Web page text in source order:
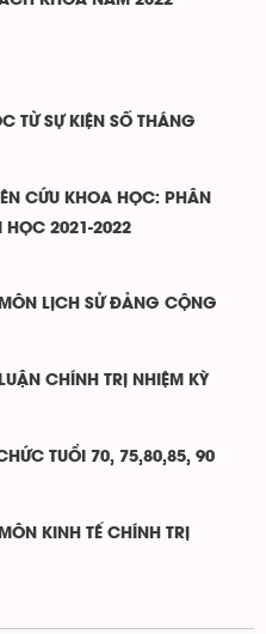
TỪ SỰ KIỆN SỐ THÁNG
CỨU KHOA HỌC: PHÂN
HỌC 2021-2022
LỊCH SỬ ĐẢNG CỘNG
CHÍNH TRỊ NHIỆM KỲ
TUỔI 70, 75,80,85, 90
KINH TẾ CHÍNH TRỊ